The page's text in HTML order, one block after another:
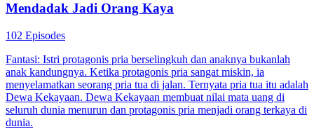
Mendadak Jadi Orang Kaya
102 Episodes
Fantasi: Istri protagonis pria berselingkuh dan anaknya bukanlah
anak kandungnya. Ketika protagonis pria sangat miskin, ia
menyelamatkan seorang pria tua di jalan. Ternyata pria tua itu adalah
Dewa Kekayaan. Dewa Kekayaan membuat nilai mata uang di
seluruh dunia menurun dan protagonis pria menjadi orang terkaya di
dunia.